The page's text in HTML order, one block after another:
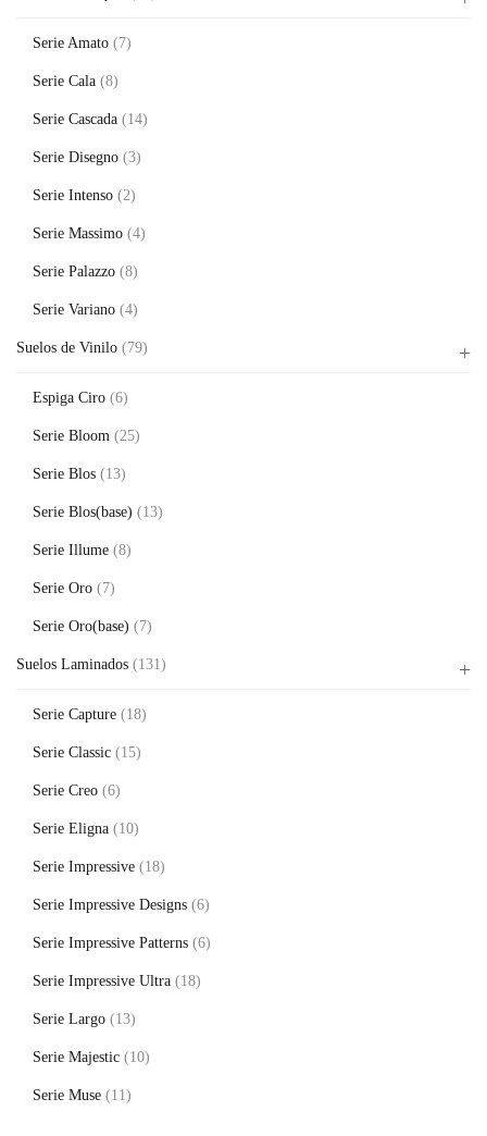
Serie Amato (7)
Serie Cala (8)
Serie Cascada (14)
Serie Disegno (3)
Serie Intenso (2)
Serie Massimo (4)
Serie Palazzo (8)
Serie Variano (4)
Suelos de Vinilo (79)
Espiga Ciro (6)
Serie Bloom (25)
Serie Blos (13)
Serie Blos(base) (13)
Serie Illume (8)
Serie Oro (7)
Serie Oro(base) (7)
Suelos Laminados (131)
Serie Capture (18)
Serie Classic (15)
Serie Creo (6)
Serie Eligna (10)
Serie Impressive (18)
Serie Impressive Designs (6)
Serie Impressive Patterns (6)
Serie Impressive Ultra (18)
Serie Largo (13)
Serie Majestic (10)
Serie Muse (11)